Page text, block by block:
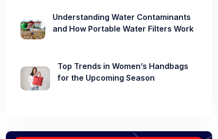
Understanding Water Contaminants
and How Portable Water Filters Work
Top Trends in Women’s Handbags
for the Upcoming Season